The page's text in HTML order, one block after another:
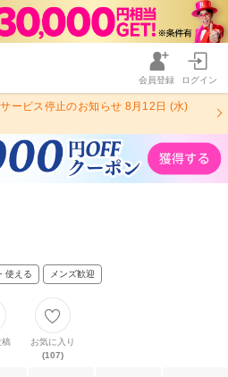
会員登録 ログイン
ービス停止のお知らせ 8月12日 (水)
使える メンズ歓迎
稿
お気に入り
(107)